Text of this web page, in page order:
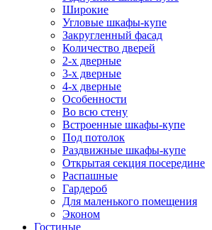
Широкие
Угловые шкафы-купе
Закругленный фасад
Количество дверей
2-х дверные
3-х дверные
4-х дверные
Особенности
Во всю стену
Встроенные шкафы-купе
Под потолок
Раздвижные шкафы-купе
Открытая секция посередине
Распашные
Гардероб
Для маленького помещения
Эконом
Гостиные